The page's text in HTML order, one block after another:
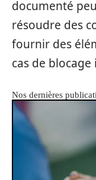
documenté
résoudre des
fournir des
cas de
Nos dernières